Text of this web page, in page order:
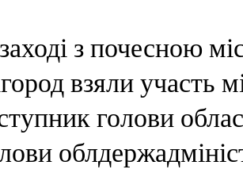
з почесною
взяли участь
голови